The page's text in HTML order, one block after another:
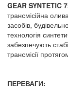
GEAR SYNTETIC
трансмісійна
засобів,
технологія
забезпечують
трансмісії
ПЕРЕВАГИ: